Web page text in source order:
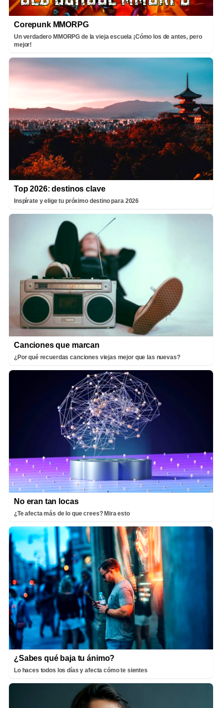
Corepunk MMORPG
Un verdadero MMORPG de la vieja escuela ¡Cómo los de antes, pero
mejor!
Top 2026: destinos clave
Inspírate y elige tu próximo destino para 2026
Canciones que marcan
¿Por qué recuerdas canciones viejas mejor que las nuevas?
No eran tan locas
¿Te afecta más de lo que crees? Mira esto
¿Sabes qué baja tu ánimo?
Lo haces todos los días y afecta cómo te sientes